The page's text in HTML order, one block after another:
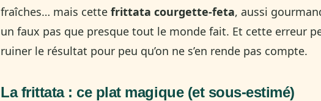
fraîches… mais cette frittata courgette-feta, aussi
un faux pas que presque tout le monde fait. Et cette erreur
ruiner le résultat pour peu qu’on ne s’en rende pas compte.
La frittata : ce plat magique (et sous-estimé)